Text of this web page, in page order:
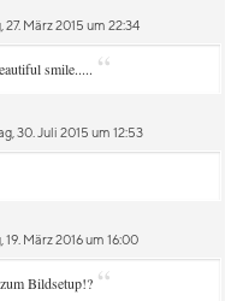
März 2015 um 22:34
smile..... “
30. Juli 2015 um 12:53
März 2016 um 16:00
Bildsetup!? “